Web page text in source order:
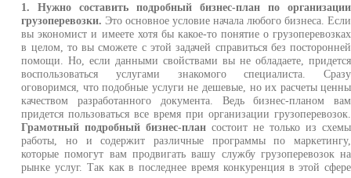
1. Нужно составить подробный бизнес-план по организации
грузоперевозки. Это основное условие начала любого бизнеса. Если
вы экономист и имеете хотя бы какое-то понятие о грузоперевозках
в целом, то вы сможете с этой задачей справиться без посторонней
помощи. Но, если данными свойствами вы не обладаете, придется
воспользоваться услугами знакомого специалиста. Сразу
оговоримся, что подобные услуги не дешевые, но их расчеты ценны
качеством разработанного документа. Ведь бизнес-планом вам
придется пользоваться все время при организации грузоперевозок.
Грамотный подробный бизнес-план состоит не только из схемы
работы, но и содержит различные программы по маркетингу,
которые помогут вам продвигать вашу службу грузоперевозок на
рынке услуг. Так как в последнее время конкуренция в этой сфере